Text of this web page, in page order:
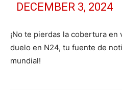
DECEMBER 3, 2024
¡No te pierdas la cobertura
duelo en N24, tu fuente de
mundial!